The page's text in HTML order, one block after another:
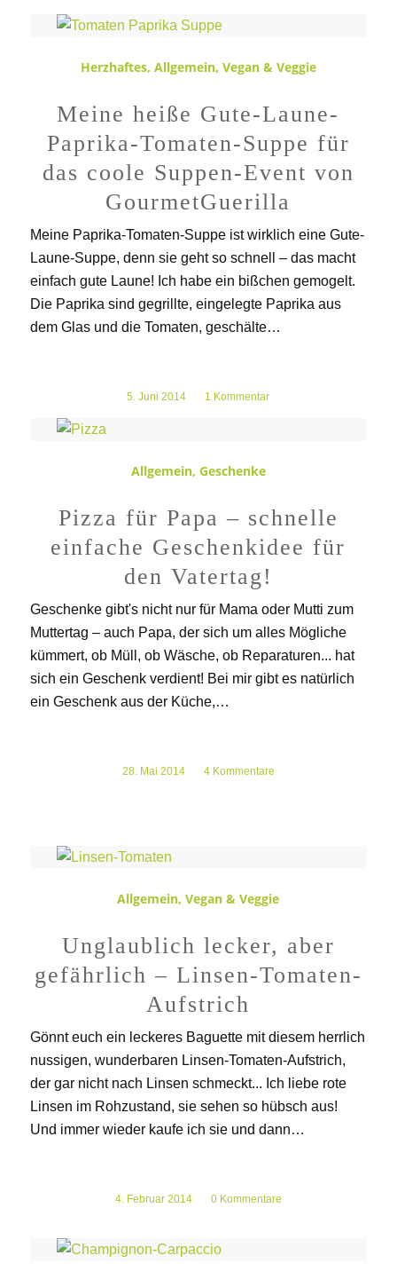
Herzhaftes, Allgemein, Vegan & Veggie
Meine heiße Gute-Laune-
Paprika-Tomaten-Suppe für
das coole Suppen-Event von
GourmetGuerilla
Meine Paprika-Tomaten-Suppe ist wirklich eine Gute-
Laune-Suppe, denn sie geht so schnell – das macht
einfach gute Laune! Ich habe ein bißchen gemogelt.
Die Paprika sind gegrillte, eingelegte Paprika aus
dem Glas und die Tomaten, geschälte…
5. Juni 2014
/ 1 Kommentar
Allgemein, Geschenke
Pizza für Papa – schnelle
einfache Geschenkidee für
den Vatertag!
Geschenke gibt's nicht nur für Mama oder Mutti zum
Muttertag – auch Papa, der sich um alles Mögliche
kümmert, ob Müll, ob Wäsche, ob Reparaturen... hat
sich ein Geschenk verdient! Bei mir gibt es natürlich
ein Geschenk aus der Küche,…
28. Mai 2014 4 Kommentare
Allgemein,Vegan & Veggie
Unglaublich lecker, aber
gefährlich – Linsen-Tomaten-
Aufstrich
Gönnt euch ein leckeres Baguette mit diesem herrlich
nussigen, wunderbaren Linsen-Tomaten-Aufstrich,
der gar nicht nach Linsen schmeckt... Ich liebe rote
Linsen im Rohzustand, sie sehen so hübsch aus!
Und immer wieder kaufe ich sie und dann…
4. Februar 2014
/ 0 Kommentare